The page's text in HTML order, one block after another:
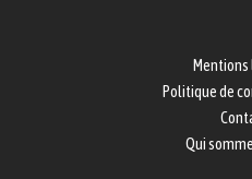
Politique de
Qui